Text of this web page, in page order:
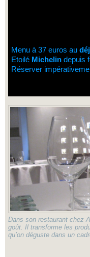
Menu à 37 euros au
Etoilé Michelin depuis
Réserver
Dans son restaurant chez
goût. Il transforme les
qu’on déguste dans un